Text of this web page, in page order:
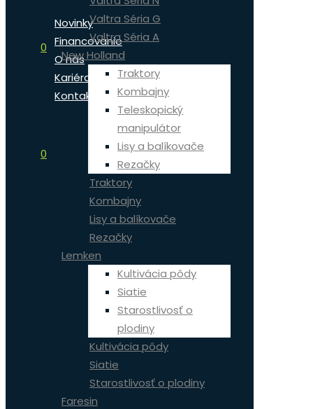
0
Novinky
Financovanie
O nás
Kariéra
Kontakt
0
Valtra Séria G
Valtra Séria A
New Holland
Traktory
Kombajny
Teleskopický
manipulátor
Lisy a balíkovače
Rezačky
Traktory
Kombajny
Lisy a balíkovače
Rezačky
Lemken
Kultivácia pôdy
Siatie
Starostlivosť o
plodiny
Kultivácia pôdy
Siatie
Starostlivosť o plodiny
Faresin